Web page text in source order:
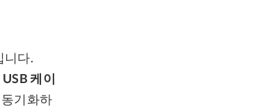
니다.
USB 케이
기화하